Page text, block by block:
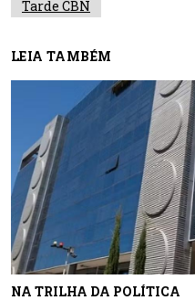
Tarde CBN
LEIA TAMBÉM
NA TRILHA DA POLÍTICA